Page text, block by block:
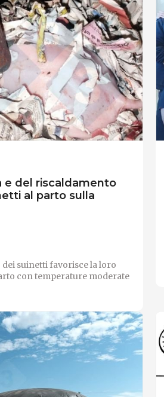
del riscaldamento
al parto sulla
suinetti favorisce la loro
con temperature moderate